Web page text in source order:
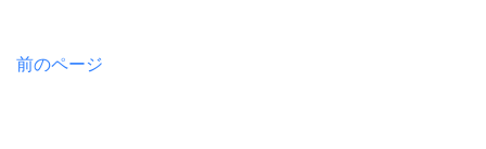
前のページ